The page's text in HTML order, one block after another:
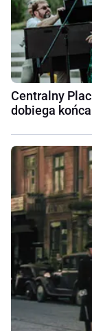
Centralny
dobiega końca